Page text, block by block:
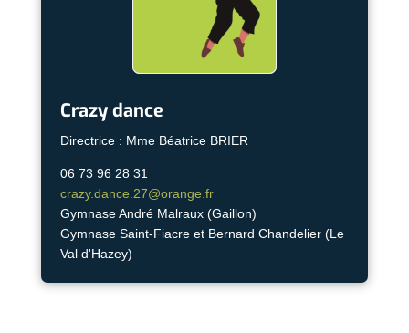
Crazy dance
Directrice : Mme Béatrice BRIER
06 73 96 28 31
crazy.dance.27@orange.fr
Gymnase André Malraux (Gaillon)
Gymnase Saint-Fiacre et Bernard Chandelier (Le
Val d'Hazey)